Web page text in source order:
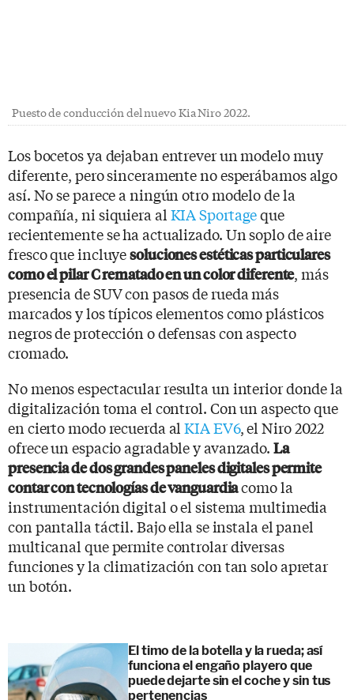
Puesto de conducción del nuevo Kia Niro 2022.
Los bocetos ya dejaban entrever un modelo muy
diferente, pero sinceramente no esperábamos algo
así. No se parece a ningún otro modelo de la
compañía, ni siquiera al KIA Sportageque
recientemente se ha actualizado. Un soplo de aire
fresco que incluyesoluciones estéticas particulares
como el pilar C rematado en un color diferente, más
presencia de SUV con pasos de rueda más
marcados y los típicos elementos como plásticos
negros de protección o defensas con aspecto
cromado.
No menos espectacular resulta un interior donde la
digitalización toma el control. Con un aspecto que
en cierto modo recuerda alKIA EV6, el Niro 2022
ofrece un espacio agradable y avanzado. La
presencia de dos grandes paneles digitales permite
contar con tecnologías de vanguardiacomo la
instrumentación digital o el sistema multimedia
con pantalla táctil. Bajo ella se instala el panel
multicanal que permite controlar diversas
funciones y la climatización con tan solo apretar
un botón.
El timo de la botella y la rueda; así
funciona el engaño playero que
puede dejarte sin el coche y sin tus
pertenencias